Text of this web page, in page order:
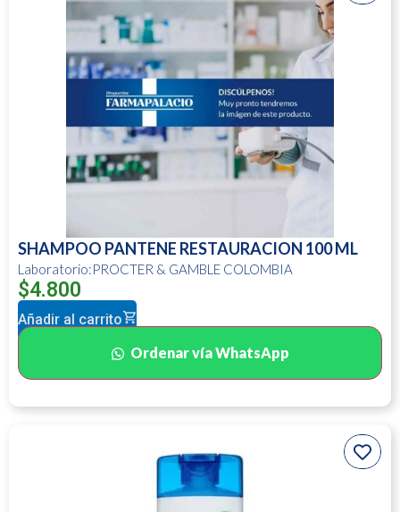
SHAMPOO PANTENE RESTAURACION 100 ML
Laboratorio:PROCTER & GAMBLE COLOMBIA
$4.800
Añadir al carrito
Ordenar vía WhatsApp